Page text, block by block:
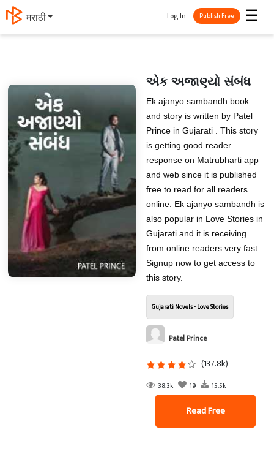
मराठी ☰
Log In Publish Free
એક અજાણ્યો સંબંધ
Ek ajanyo sambandh book
and story is written by Patel
Prince in Gujarati . This story
is getting good reader
response on Matrubharti app
and web since it is published
free to read for all readers
online. Ek ajanyo sambandh is
also popular in Love Stories in
Gujarati and it is receiving
from online readers very fast.
Signup now to get access to
this story.
Gujarati Novels - Love Stories
Patel Prince
(137.8k)
38.3k 19 15.5k
Read Free